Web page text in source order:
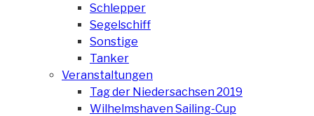
Schlepper
Segelschiff
Sonstige
Tanker
Veranstaltungen
Tag der Niedersachsen 2019
Wilhelmshaven Sailing-Cup